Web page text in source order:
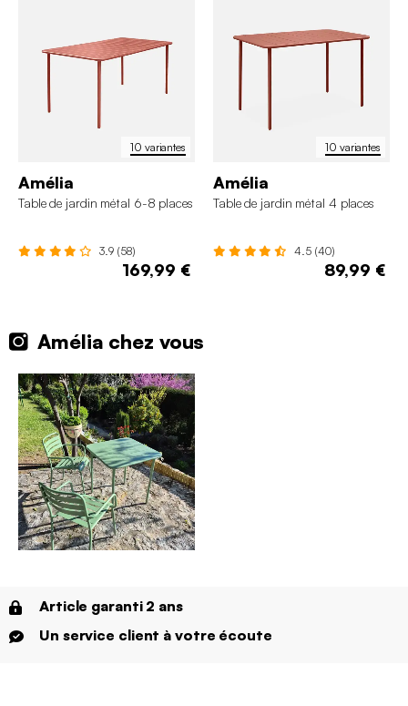
10 variantes
Amélia
Table de jardin métal 6-8 places
3.9 (58)
169,99 €
10 variantes
Amélia
Table de jardin métal 4 places
4.5 (40)
89,99 €
Amélia chez vous
Article garanti 2 ans
Un service client à votre écoute